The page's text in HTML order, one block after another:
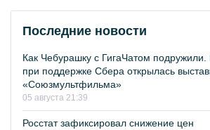
Последние новости
Как Чебурашку с ГигаЧатом подружили.
при поддержке Сбера открылась
«Союзмультфильма»
05 августа 21:39
Росстат зафиксировал снижение цен